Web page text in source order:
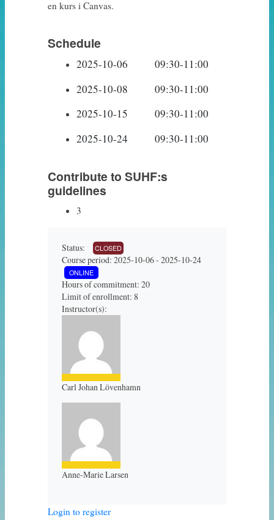
en kurs i Canvas.
Schedule
Contribute to SUHF:s
guidelines
3
Status: CLOSED
Course period: 2025-10-06 - 2025-10-24
ONLINE
Hours of commitment: 20
Limit of enrollment: 8
Instructor(s):
Carl Johan Lövenhamn
Anne-Marie Larsen
Login to register